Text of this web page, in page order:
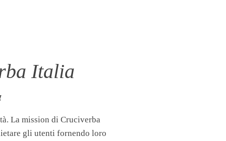
Italia
La mission di Cruciverba
gli utenti fornendo loro